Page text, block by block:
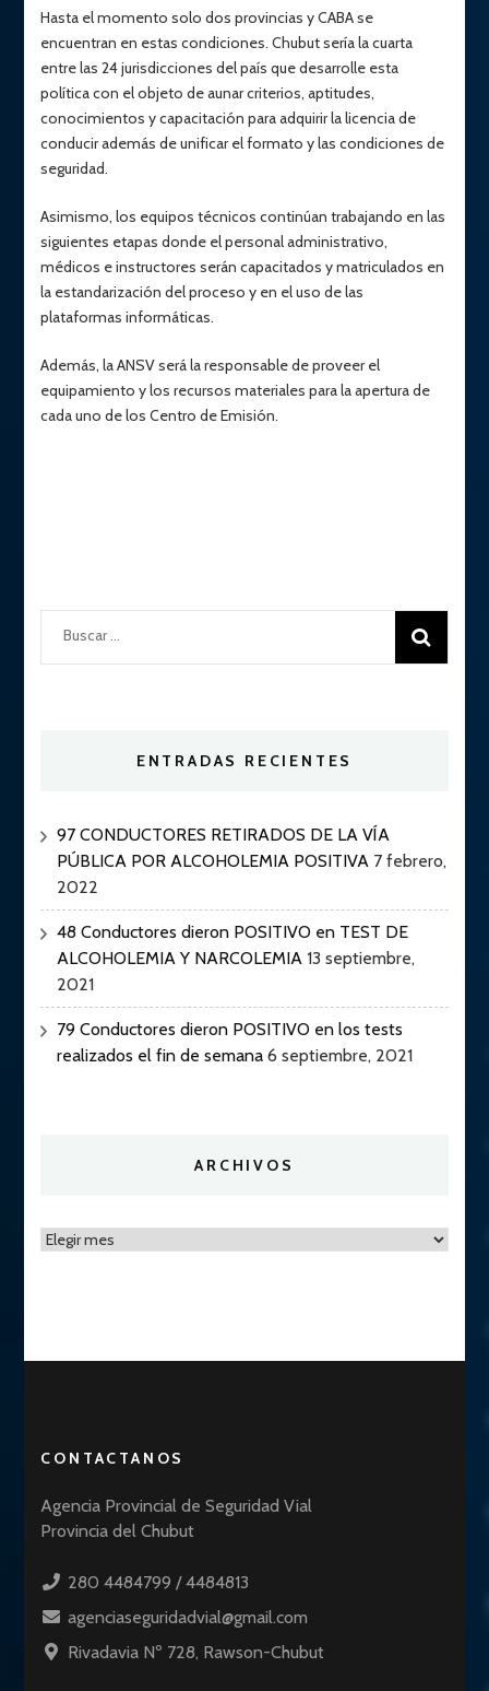
Hasta el momento solo dos provincias y CABA se
encuentran en estas condiciones. Chubut sería la cuarta
entre las 24 jurisdicciones del país que desarrolle esta
política con el objeto de aunar criterios, aptitudes,
conocimientos y capacitación para adquirir la licencia de
conducir además de unificar el formato y las condiciones de
seguridad.
Asimismo, los equipos técnicos continúan trabajando en las
siguientes etapas donde el personal administrativo,
médicos e instructores serán capacitados y matriculados en
la estandarización del proceso y en el uso de las
plataformas informáticas.
Además, la ANSV será la responsable de proveer el
equipamiento y los recursos materiales para la apertura de
cada uno de los Centro de Emisión.
Buscar:
ENTRADAS RECIENTES
97 CONDUCTORES RETIRADOS DE LA VÍA
PÚBLICA POR ALCOHOLEMIA POSITIVA 7 febrero,
2022
48 Conductores dieron POSITIVO en TEST DE
ALCOHOLEMIA Y NARCOLEMIA 13 septiembre,
2021
79 Conductores dieron POSITIVO en los tests
realizados el fin de semana 6 septiembre, 2021
ARCHIVOS
Archivos
CONTACTANOS
Agencia Provincial de Seguridad Vial
Provincia del Chubut
280 4484799 / 4484813
agenciaseguridadvial@gmail.com
Rivadavia Nº 728, Rawson-Chubut